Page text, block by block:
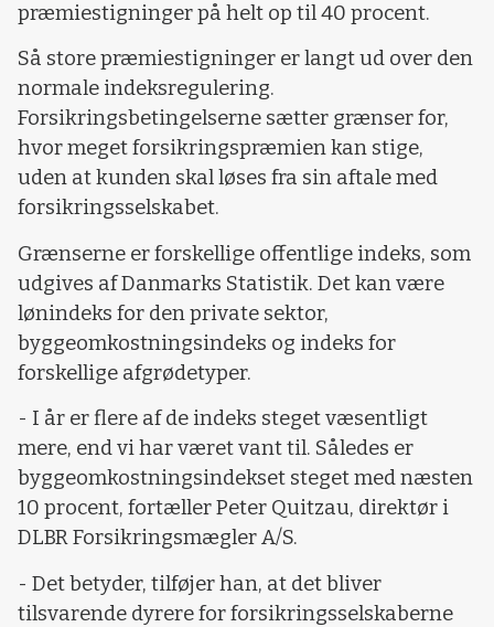
præmiestigninger på helt op til 40 procent.
Så store præmiestigninger er langt ud over den
normale indeksregulering.
Forsikringsbetingelserne sætter grænser for,
hvor meget forsikringspræmien kan stige,
uden at kunden skal løses fra sin aftale med
forsikringsselskabet.
Grænserne er forskellige offentlige indeks, som
udgives af Danmarks Statistik. Det kan være
lønindeks for den private sektor,
byggeomkostningsindeks og indeks for
forskellige afgrødetyper.
- I år er flere af de indeks steget væsentligt
mere, end vi har været vant til. Således er
byggeomkostningsindekset steget med næsten
10 procent, fortæller Peter Quitzau, direktør i
DLBR Forsikringsmægler A/S.
- Det betyder, tilføjer han, at det bliver
tilsvarende dyrere for forsikringsselskaberne